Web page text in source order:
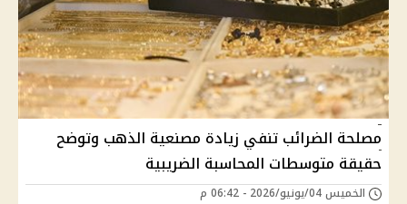
مصلحة الضرائب تنفي زيادة مصنعية الذهب وتوضح
حقيقة متوسطات المحاسبة الضريبية
الخميس 04/يونيو/2026 - 06:42 م